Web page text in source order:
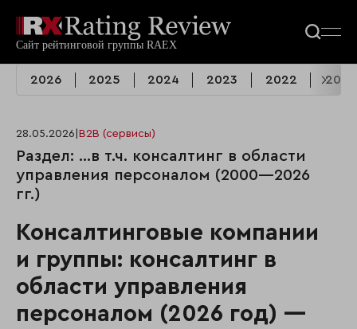
2026 2025 2024 2023 2022 2021
28.05.2026 B2B (сервисы)
Раздел: …в т.ч. консалтинг в области
управления персоналом (2000—2026
гг.)
Консалтинговые компании
и группы: консалтинг в
области управления
персоналом (2026 год) —